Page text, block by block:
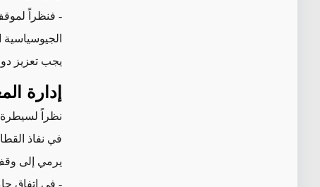
- فنظراً
الجيوسياسية
يجب تعزيز
إدارة
نظراً لسيطرة
يرمي إلى
- في اتفاق